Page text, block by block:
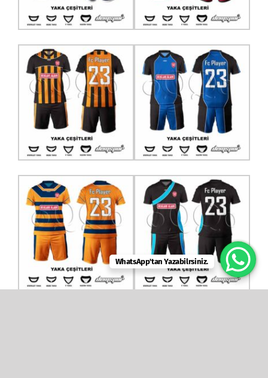
WhatsApp'tan Yazabilrsiniz.